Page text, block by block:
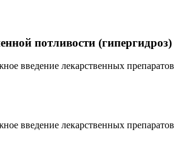
потливости (гипергидроз)
введение лекарственных препаратов
введение лекарственных препаратов